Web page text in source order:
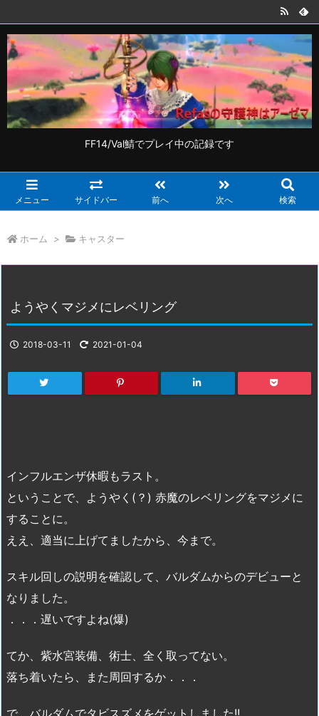
FF14/Val鯖でプレイ中の記録です
メニュー サイドバー 前へ 次へ 検索
ホーム > キャスター
ようやくマジメにレベリング
2018-03-11 2021-01-04
インフルエンザ休暇もラスト。
ということで、ようやく(？) 赤魔のレベリングをマジメに
することに。
ええ、適当に上げてましたから、今まで。
スキル回しの説明を確認して、バルダムからのデビューと
なりました。
．．．遅いですよね(爆)
てか、紫水宮装備、術士、全く取ってない。
落ち着いたら、また周回するか．．．
で、バルダムでタビスズメをゲットしました!!